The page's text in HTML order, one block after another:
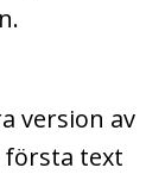
version av
text